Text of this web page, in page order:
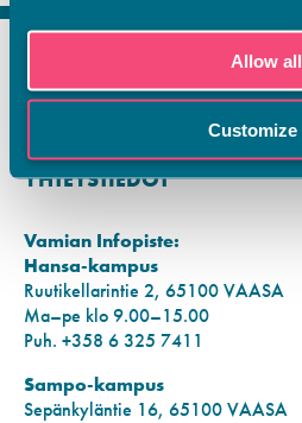
Allow all
Customize
FI
SV
EN
YHTEYSTIEDOT
Vamian Infopiste:
Hansa-kampus
Ruutikellarintie 2, 65100 VAASA
Ma–pe klo 9.00–15.00
Puh. +358 6 325 7411
Sampo-kampus
Sepänkyläntie 16, 65100 VAASA